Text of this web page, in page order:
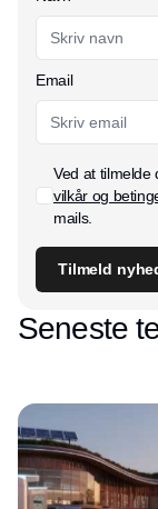
Email
Ved at tilmelde
vilkår og
mails.
Tilmeld
Seneste